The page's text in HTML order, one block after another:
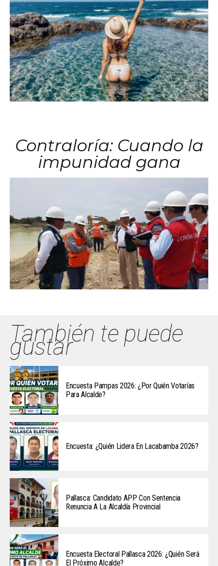
Contraloría: Cuando la
impunidad gana
También te puede
gustar
Encuesta Pampas 2026: ¿Por Quién Votarías
Para Alcalde?
Encuesta: ¿Quién Lidera En Lacabamba 2026?
Pallasca: Candidato APP Con Sentencia
Renuncia A La Alcaldía Provincial
Encuesta Electoral Pallasca 2026: ¿Quién Será
El Próximo Alcalde?